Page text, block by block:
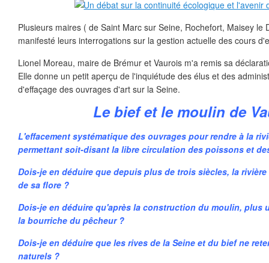
Plusieurs maires ( de Saint Marc sur Seine, Rochefort, Maisey le
manifesté leurs interrogations sur la gestion actuelle des cours
Lionel Moreau, maire de Brémur et Vaurois m'a remis sa
Elle donne un petit aperçu de l'inquiétude des élus et des
d'effaçage des ouvrages d'art sur la Seine.
Le bief et le moulin de
L'effacement systématique des ouvrages pour rendre à la
permettant soit-disant la libre circulation des poissons et
Dois-je en déduire que depuis plus de trois siècles, la
de sa flore ?
Dois-je en déduire qu'après la construction du moulin, plus
la bourriche du pêcheur ?
Dois-je en déduire que les rives de la Seine et du bief ne
naturels ?